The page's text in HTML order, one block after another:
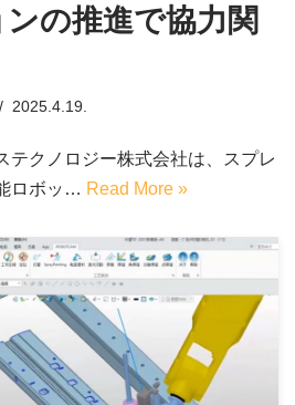
の推進で協力関
2025.4.19.
テクノロジー株式会社は、スプレ
ロボッ… Read More »